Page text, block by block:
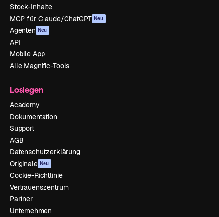
Stock-Inhalte
MCP für Claude/ChatGPT Neu
Agenten Neu
API
Mobile App
Alle Magnific-Tools
Loslegen
Academy
Dokumentation
Support
AGB
Datenschutzerklärung
Originale Neu
Cookie-Richtlinie
Vertrauenszentrum
Partner
Unternehmen